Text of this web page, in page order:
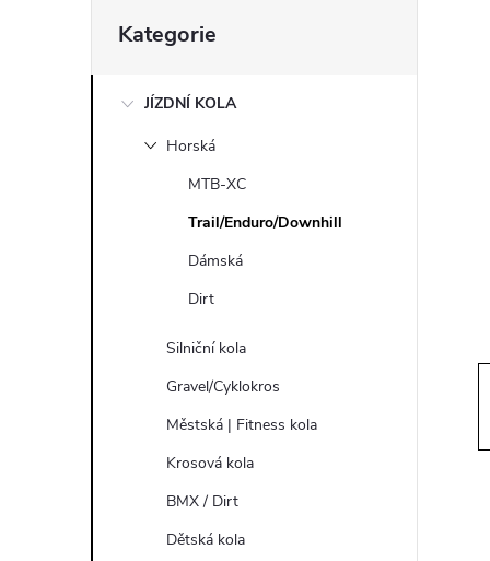
o
kategorie
Kategorie
JÍZDNÍ KOLA
Horská
MTB-XC
Trail/Enduro/Downhill
Dámská
Dirt
Silniční kola
Gravel/Cyklokros
Městská | Fitness kola
Krosová kola
BMX / Dirt
Dětská kola